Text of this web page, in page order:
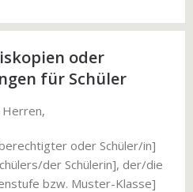
oder
für Schüler
Herren,
oder Schüler/in]
der Schülerin], der/die
bzw. Muster-Klasse]